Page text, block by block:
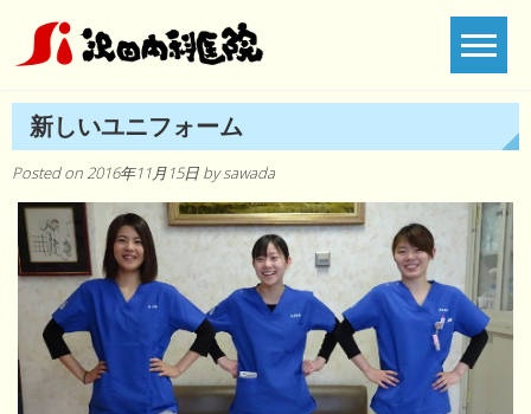
content
新しいユニフォーム
Posted on 2016年11月15日 bysawada